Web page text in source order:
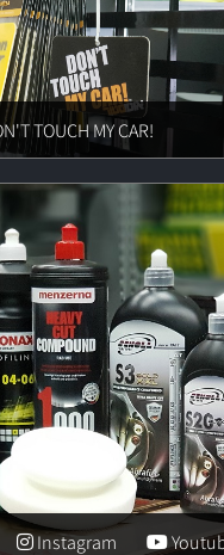
!DON'T TOUCH MY CAR
Instagram